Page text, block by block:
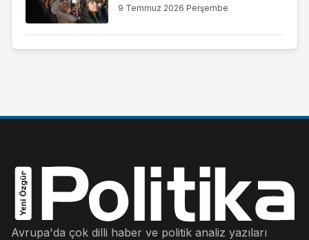
9 Temmuz 2026 Perşembe
Avrupa'da çok dilli haber ve politik analiz yazıları